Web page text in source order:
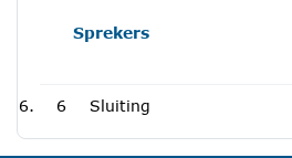
Sprekers
6 Sluiting